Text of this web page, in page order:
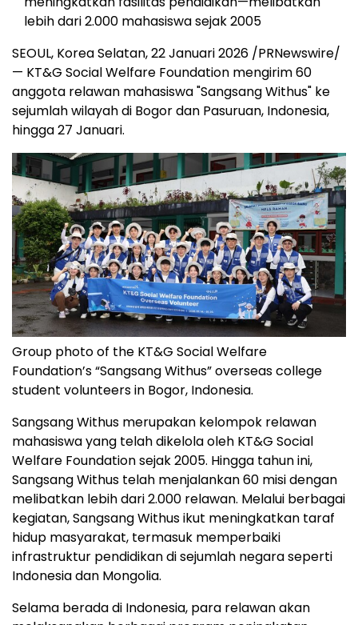
lebih dari 2.000 mahasiswa sejak 2005
SEOUL, Korea Selatan, 22 Januari 2026 /PRNewswire/
— KT&G Social Welfare Foundation mengirim 60
anggota relawan mahasiswa "Sangsang Withus" ke
sejumlah wilayah di Bogor dan Pasuruan, Indonesia,
hingga 27 Januari.
Group photo of the KT&G Social Welfare
Foundation’s “Sangsang Withus” overseas college
student volunteers in Bogor, Indonesia.
Sangsang Withus merupakan kelompok relawan
mahasiswa yang telah dikelola oleh KT&G Social
Welfare Foundation sejak 2005. Hingga tahun ini,
Sangsang Withus telah menjalankan 60 misi dengan
melibatkan lebih dari 2.000 relawan. Melalui berbagai
kegiatan, Sangsang Withus ikut meningkatkan taraf
hidup masyarakat, termasuk memperbaiki
infrastruktur pendidikan di sejumlah negara seperti
Indonesia dan Mongolia.
Selama berada di Indonesia, para relawan akan